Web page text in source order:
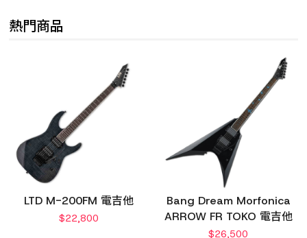
熱門商品
LTD M-200FM 電吉他
$22,800
Bang Dream Morfonica
ARROW FR TOKO 電吉他
$26,500